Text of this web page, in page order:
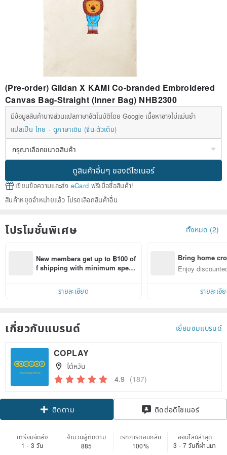
(Pre-order) Gildan X KAMI Co-branded Embroidered
Canvas Bag-Straight (Inner Bag) NHB2300
มีข้อมูลสินค้าบางส่วนแปลภาษาอัตโนมัติโดย Google เนื้อหาอาจไม่แม่นยำ
แปลเป็น ไทย
ดูภาษาเดิม (จีน-ตัวเต็ม)
ดูสินค้าอื่นๆ ของดีไซเนอร์
เขียนข้อความและส่ง eCard ฟรีเมื่อซื้อสินค้า!
สินค้าหยุดจำหน่ายแล้ว โปรดเลือกสินค้าอื่น
โปรโมชั่นพิเศษ ทั้งหมด (2)
New members get up to ฿100 of
f shipping with minimum spen
within 7 days!
รายละเอียด
Bring home
n with ease
Enjoy
รายละเอี
เกี่ยวกับแบรนด์ เยี่ยมชมแบรนด์
COPLAY
ไต้หวัน
4.9 (187)
Claim coupon
ติดตาม ติดต่อดีไซเนอร์
เตรียมจัดส่ง
1 - 3 วัน
จำนวนผู้ติดตาม
885
เรทการตอบกลับ
100%
ออนไลน์ล่าสุด
3 - 7 วันที่ผ่านมา